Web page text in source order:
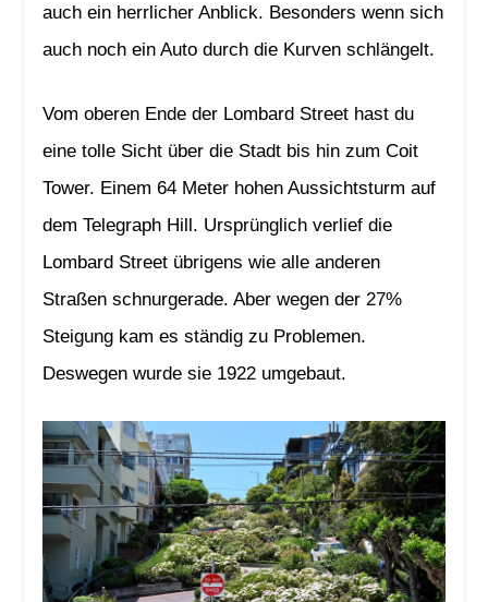
auch ein herrlicher Anblick. Besonders wenn sich
auch noch ein Auto durch die Kurven schlängelt.
Vom oberen Ende der Lombard Street hast du
eine tolle Sicht über die Stadt bis hin zum Coit
Tower. Einem 64 Meter hohen Aussichtsturm auf
dem Telegraph Hill. Ursprünglich verlief die
Lombard Street übrigens wie alle anderen
Straßen schnurgerade. Aber wegen der 27%
Steigung kam es ständig zu Problemen.
Deswegen wurde sie 1922 umgebaut.